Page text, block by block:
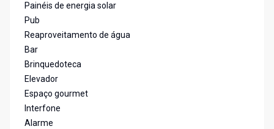
Painéis de energia solar
Pub
Reaproveitamento de água
Bar
Brinquedoteca
Elevador
Espaço gourmet
Interfone
Alarme